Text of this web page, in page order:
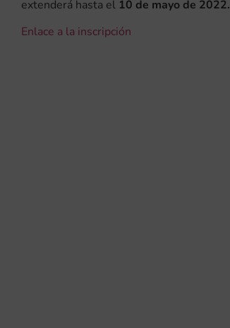
extenderá hasta el 10 de mayo de 2022.
Enlace a la inscripción